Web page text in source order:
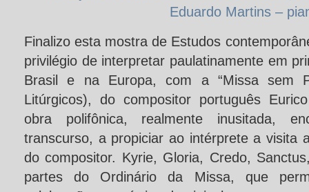
Eduardo Martins –
Finalizo esta mostra de Estudos
privilégio de interpretar paulatinamente em
Brasil e na Europa, com a “Missa sem
Litúrgicos), do compositor português
obra polifônica, realmente inusitada,
transcurso, a propiciar ao intérprete a visita
do compositor. Kyrie, Gloria, Credo,
partes do Ordinário da Missa, que